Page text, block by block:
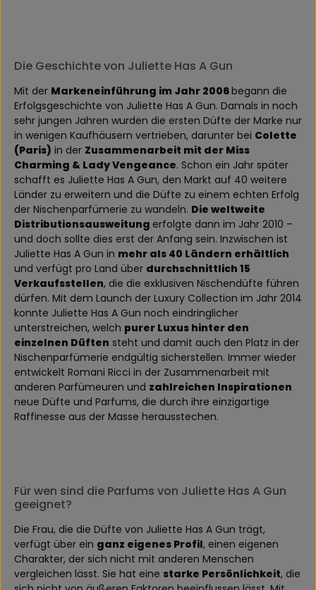
Die Geschichte von Juliette Has A Gun
Mit der Markeneinführung im Jahr 2006begann die
Erfolgsgeschichte von Juliette Has A Gun. Damals in noch
sehr jungen Jahren wurden die ersten Düfte der Marke nur
in wenigen Kaufhäusern vertrieben, darunter bei Colette
(Paris) in der Zusammenarbeit mit der Miss
Charming & Lady Vengeance. Schon ein Jahr später
schafft es Juliette Has A Gun, den Markt auf 40 weitere
Länder zu erweitern und die Düfte zu einem echten Erfolg
der Nischenparfümerie zu wandeln. Die weltweite
Distributionsausweitung erfolgte dann im Jahr 2010 –
und doch sollte dies erst der Anfang sein. Inzwischen ist
Juliette Has A Gun in mehr als 40 Ländern erhältlich
und verfügt pro Land über durchschnittlich 15
Verkaufsstellen, die die exklusiven Nischendüfte führen
dürfen. Mit dem Launch der Luxury Collection im Jahr 2014
konnte Juliette Has A Gun noch eindringlicher
unterstreichen, welch purer Luxus hinter den
einzelnen Düften steht und damit auch den Platz in der
Nischenparfümerie endgültig sicherstellen. Immer wieder
entwickelt Romani Ricci in der Zusammenarbeit mit
anderen Parfümeuren und zahlreichen Inspirationen
neue Düfte und Parfums, die durch ihre einzigartige
Raffinesse aus der Masse herausstechen.
Für wen sind die Parfums von Juliette Has A Gun
geeignet?
Die Frau, die die Düfte von Juliette Has A Gun trägt,
verfügt über ein ganz eigenes Profil, einen eigenen
Charakter, der sich nicht mit anderen Menschen
vergleichen lässt. Sie hat eine starke Persönlichkeit, die